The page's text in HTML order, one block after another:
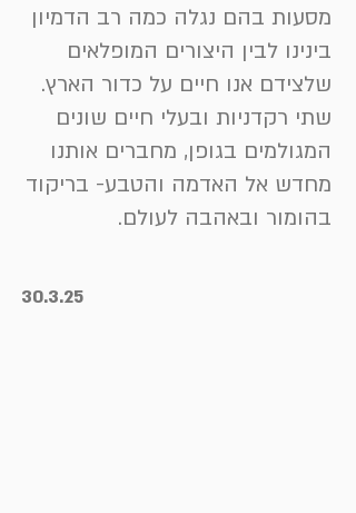
מסעות בהם נגלה כמה רב הדמיון
בינינו לבין היצורים המופלאים
שלצידם אנו חיים על כדור הארץ.
שתי רקדניות ובעלי חיים שונים
המגולמים בגופן, מחברים אותנו
מחדש אל האדמה והטבע- בריקוד
בהומור ובאהבה לעולם.
30.3.25